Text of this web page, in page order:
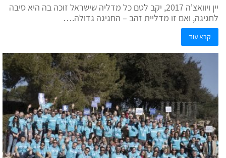
יין ויוואצ'ה 2017, יקב לטם כל מדליה שישראל זוכה בה היא סיבה
לחגיגה, ואם זו מדליית זהב – החגיגה גדולה.…
קרא עוד